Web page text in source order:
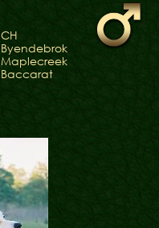
CH
Byendebrok
Maplecreek
Baccarat